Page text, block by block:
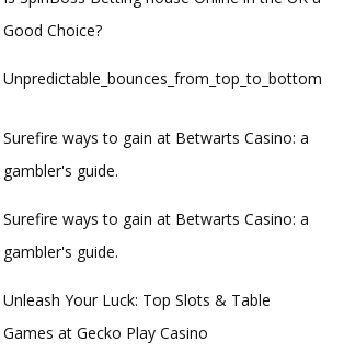
Good Choice?
Surefire ways to gain at Betwarts Casino: a
gambler's guide.
Surefire ways to gain at Betwarts Casino: a
gambler's guide.
Unleash Your Luck: Top Slots & Table
Games at Gecko Play Casino